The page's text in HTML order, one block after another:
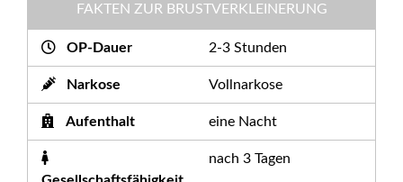
FAKTEN ZUR BRUSTVERKLEINERUNG
OP-Dauer 2-3 Stunden
Narkose Vollnarkose
Aufenthalt eine Nacht
nach 3 Tagen